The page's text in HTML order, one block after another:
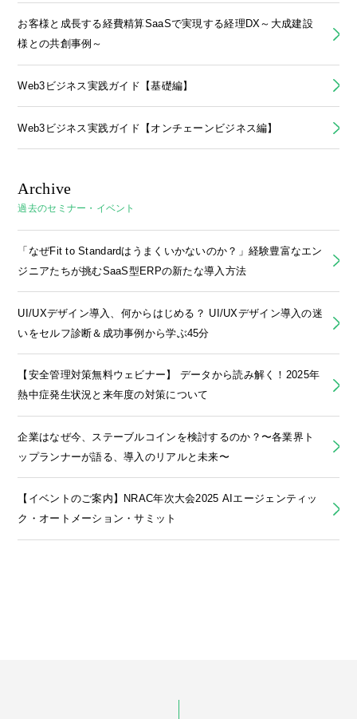
お客様と成長する経費精算SaaSで実現する経理DX～大成建設
様との共創事例～
Web3ビジネス実践ガイド【基礎編】
Web3ビジネス実践ガイド【オンチェーンビジネス編】
Archive
過去のセミナー・イベント
「なぜFit to Standardはうまくいかないのか？」経験豊富なエン
ジニアたちが挑むSaaS型ERPの新たな導入方法
UI/UXデザイン導入、何からはじめる？ UI/UXデザイン導入の迷
いをセルフ診断＆成功事例から学ぶ45分
【安全管理対策無料ウェビナー】 データから読み解く！2025年
熱中症発生状況と来年度の対策について
企業はなぜ今、ステーブルコインを検討するのか？〜各業界ト
ップランナーが語る、導入のリアルと未来〜
【イベントのご案内】NRAC年次大会2025 AIエージェンティッ
ク・オートメーション・サミット